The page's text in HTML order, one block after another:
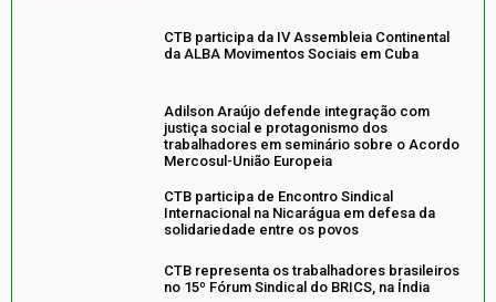
CTB participa da IV Assembleia Continental
da ALBA Movimentos Sociais em Cuba
Adilson Araújo defende integração com
justiça social e protagonismo dos
trabalhadores em seminário sobre o Acordo
Mercosul-União Europeia
CTB participa de Encontro Sindical
Internacional na Nicarágua em defesa da
solidariedade entre os povos
CTB representa os trabalhadores brasileiros
no 15º Fórum Sindical do BRICS, na Índia